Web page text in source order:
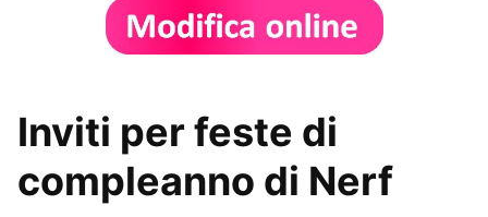
Inviti per feste di
compleanno di Nerf